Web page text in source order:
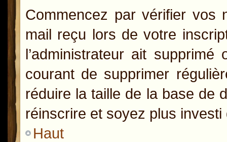
Commencez par vérifier vos
mail reçu lors de votre
l’administrateur ait
courant de supprimer
réduire la taille de la base de
réinscrire et soyez plus
Haut